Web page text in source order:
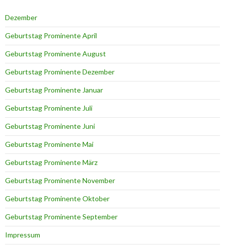
Dezember
Geburtstag Prominente April
Geburtstag Prominente August
Geburtstag Prominente Dezember
Geburtstag Prominente Januar
Geburtstag Prominente Juli
Geburtstag Prominente Juni
Geburtstag Prominente Mai
Geburtstag Prominente März
Geburtstag Prominente November
Geburtstag Prominente Oktober
Geburtstag Prominente September
Impressum